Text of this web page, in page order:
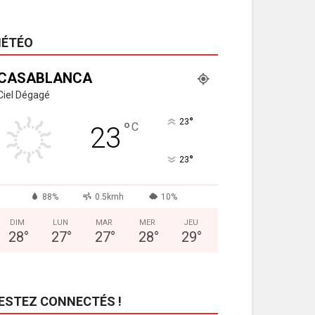
Dégagé
23 °C 23°
23°
88% 0.5kmh 10%
DIM
28°
LUN
27°
MAR
27°
MER
28°
JEU
29°
CONNECTÉS !